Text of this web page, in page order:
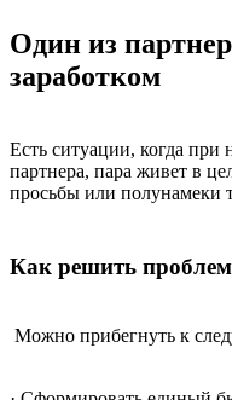
Один из
заработком
Есть ситуации, когда при
партнера, пара живет в
просьбы или полунамеки
Как решить
Можно прибегнуть к